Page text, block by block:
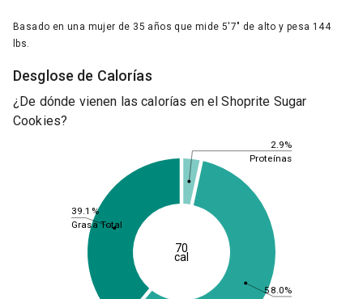
Basado en una mujer de 35 años que mide 5'7" de alto y pesa 144
lbs.
Desglose de Calorías
¿De dónde vienen las calorías en el Shoprite Sugar
Cookies?
2.9%
58.0%
39.1%
Proteínas
Grasa Total
70
cal